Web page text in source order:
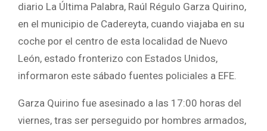
diario La Última Palabra, Raúl Régulo Garza Quirino,
en el municipio de Cadereyta, cuando viajaba en su
coche por el centro de esta localidad de Nuevo
León, estado fronterizo con Estados Unidos,
informaron este sábado fuentes policiales a EFE.
Garza Quirino fue asesinado a las 17:00 horas del
viernes, tras ser perseguido por hombres armados,